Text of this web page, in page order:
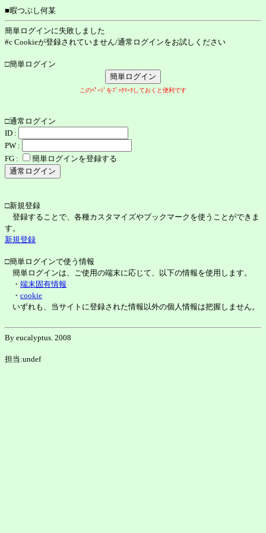
■暇つぶし何某
簡単ログインに失敗しました
#c Cookieが登録されていません/通常ログインをお試しください
□簡単ログイン
このﾍﾟｰｼﾞをﾌﾞｯｸﾏｰｸしておくと便利です
□通常ログイン
ID :
PW :
FG :
簡単ログインを登録する
□新規登録
登録することで、各種カスタマイズやブックマークを使うことができま
す。
新規登録
□簡単ログインで使う情報
簡単ログインは、ご使用の端末に応じて、以下の情報を使用します。
・ 端末固有情報
・ cookie
いずれも、当サイトに登録された情報以外の個人情報は把握しません。
By eucalyptus. 2008
担当:undef